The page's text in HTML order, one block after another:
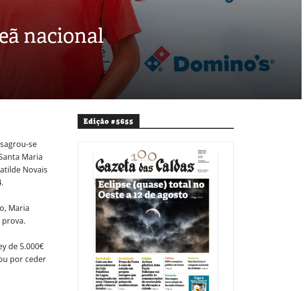
nacional
se
Maria
Novais
Maria
de 5.000€
por ceder
Edição #5655